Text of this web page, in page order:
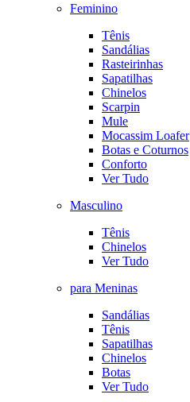
Feminino
Tênis
Sandálias
Rasteirinhas
Sapatilhas
Chinelos
Scarpin
Mule
Mocassim Loafer
Botas e Coturnos
Conforto
Ver Tudo
Masculino
Tênis
Chinelos
Ver Tudo
para Meninas
Sandálias
Tênis
Sapatilhas
Chinelos
Botas
Ver Tudo